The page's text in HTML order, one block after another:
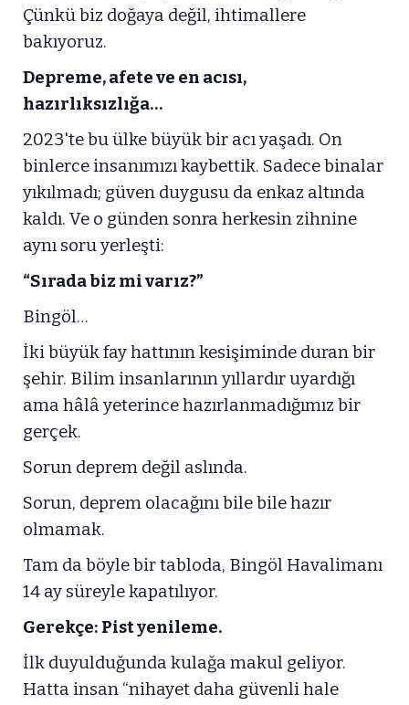
Çünkü biz doğaya değil, ihtimallere
bakıyoruz.
Depreme, afete ve en acısı,
hazırlıksızlığa…
2023'te bu ülke büyük bir acı yaşadı. On
binlerce insanımızı kaybettik. Sadece binalar
yıkılmadı; güven duygusu da enkaz altında
kaldı. Ve o günden sonra herkesin zihnine
aynı soru yerleşti:
“Sırada biz mi varız?”
Bingöl…
İki büyük fay hattının kesişiminde duran bir
şehir. Bilim insanlarının yıllardır uyardığı
ama hâlâ yeterince hazırlanmadığımız bir
gerçek.
Sorun deprem değil aslında.
Sorun, deprem olacağını bile bile hazır
olmamak.
Tam da böyle bir tabloda, Bingöl Havalimanı
14 ay süreyle kapatılıyor.
Gerekçe: Pist yenileme.
İlk duyulduğunda kulağa makul geliyor.
Hatta insan “nihayet daha güvenli hale